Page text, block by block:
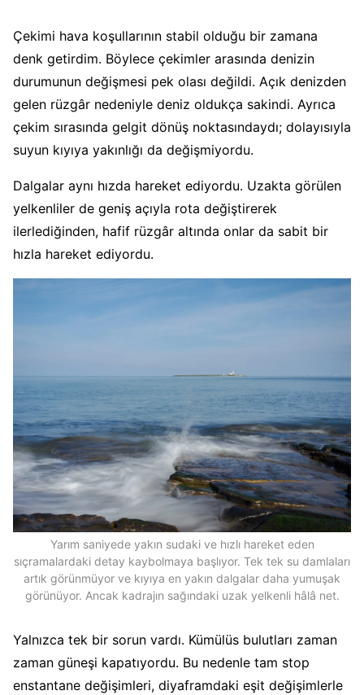
Çekimi hava koşullarının stabil olduğu bir zamana
denk getirdim. Böylece çekimler arasında denizin
durumunun değişmesi pek olası değildi. Açık denizden
gelen rüzgâr nedeniyle deniz oldukça sakindi. Ayrıca
çekim sırasında gelgit dönüş noktasındaydı; dolayısıyla
suyun kıyıya yakınlığı da değişmiyordu.
Dalgalar aynı hızda hareket ediyordu. Uzakta görülen
yelkenliler de geniş açıyla rota değiştirerek
ilerlediğinden, hafif rüzgâr altında onlar da sabit bir
hızla hareket ediyordu.
Yarım saniyede yakın sudaki ve hızlı hareket eden
sıçramalardaki detay kaybolmaya başlıyor. Tek tek su damlaları
artık görünmüyor ve kıyıya en yakın dalgalar daha yumuşak
görünüyor. Ancak kadrajın sağındaki uzak yelkenli hâlâ net.
Yalnızca tek bir sorun vardı. Kümülüs bulutları zaman
zaman güneşi kapatıyordu. Bu nedenle tam stop
enstantane değişimleri, diyaframdaki eşit değişimlerle